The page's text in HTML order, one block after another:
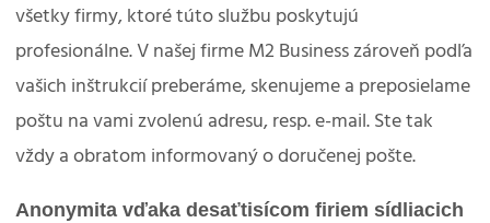
všetky firmy, ktoré túto službu poskytujú
profesionálne. V našej firme M2 Business zároveň podľa
vašich inštrukcií preberáme, skenujeme a preposielame
poštu na vami zvolenú adresu, resp. e-mail. Ste tak
vždy a obratom informovaný o doručenej pošte.
Anonymita vďaka desaťtisícom firiem sídliacich